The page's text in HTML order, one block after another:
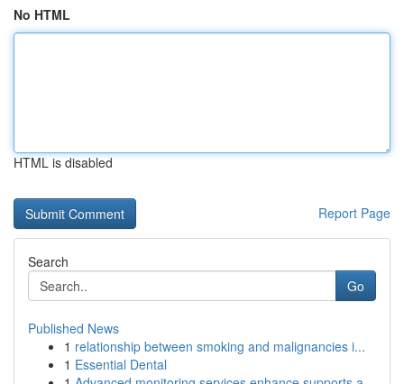
No HTML
HTML is disabled
Report Page
Search
Go
Published News
1 relationship between smoking and malignancies i...
1 Essential Dental